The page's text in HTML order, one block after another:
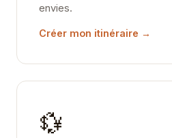
envies.
Créer mon itinéraire →
💱